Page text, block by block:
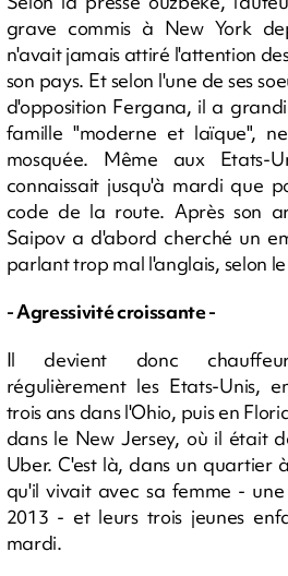
grave commis à New York
n'avait jamais attiré l'attention
son pays. Et selon l'une de ses
d'opposition Fergana, il a
famille "moderne et laïque",
mosquée. Même aux
connaissait jusqu'à mardi que
code de la route. Après son
Saipov a d'abord cherché un
parlant trop mal l'anglais, selon
- Agressivité croissante -
Il devient donc
régulièrement les Etats-Unis,
trois ans dans l'Ohio, puis en
dans le New Jersey, où il était
Uber. C'est là, dans un quartier
qu'il vivait avec sa femme -
2013 - et leurs trois jeunes
mardi.